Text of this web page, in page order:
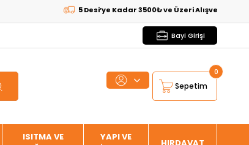
5 Desi’ye Kadar 3500₺ ve Üzeri Alışverişlerde
Bayi Girişi
Sepetim
0
ISITMA VE
YAPI VE
HIRDAVAT